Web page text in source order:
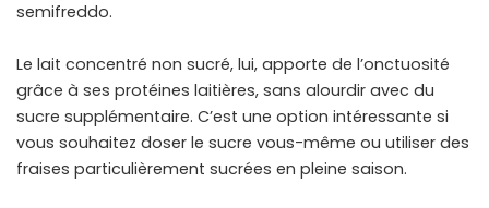
semifreddo.
Le lait concentré non sucré, lui, apporte de l’onctuosité
grâce à ses protéines laitières, sans alourdir avec du
sucre supplémentaire. C’est une option intéressante si
vous souhaitez doser le sucre vous-même ou utiliser des
fraises particulièrement sucrées en pleine saison.